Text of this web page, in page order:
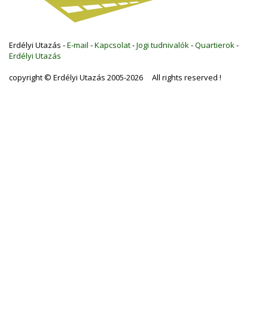
Erdélyi Utazás -E-mail -Kapcsolat-Jogi tudnivalók -Quartierok -
Erdélyi Utazás
copyright © Erdélyi Utazás 2005-2026 All rights reserved !